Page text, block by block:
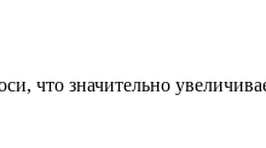
что значительно